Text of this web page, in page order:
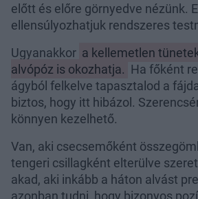
előtt és előre görnyedve nézünk.
ellensúlyozhatjuk rendszeres
Ugyanakkor a kellemetlen
alvópóz is okozhatja. Ha főként
ágyból felkelve tapasztalod a
biztos, hogy itt hibázol.
könnyen kezelhető.
Van, aki csecsemőként
tengeri csillagként elterülve szeret
akad, aki inkább a háton alvást
azonban tudni, hogy bizonyos